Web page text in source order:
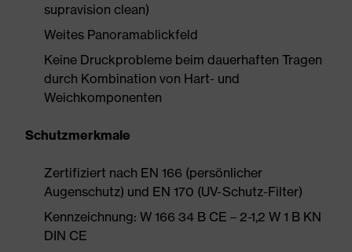
supravision clean)
Weites Panoramablickfeld
Keine Druckprobleme beim dauerhaften Tragen
durch Kombination von Hart- und
Weichkomponenten
Schutzmerkmale
Zertifiziert nach EN 166 (persönlicher
Augenschutz) und EN 170 (UV-Schutz-Filter)
Kennzeichnung: W 166 34 B CE – 2-1,2 W 1 B KN
DIN CE